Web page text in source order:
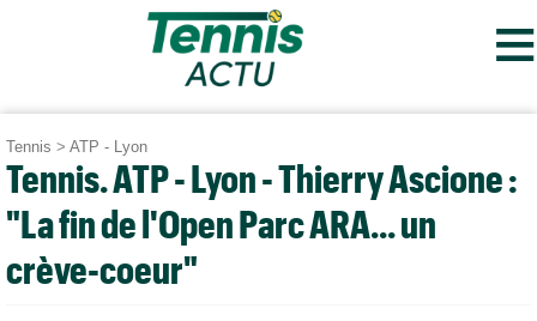
≡
Tennis > ATP - Lyon
Tennis. ATP - Lyon - Thierry Ascione :
"La fin de l'Open Parc ARA... un
crève-coeur"